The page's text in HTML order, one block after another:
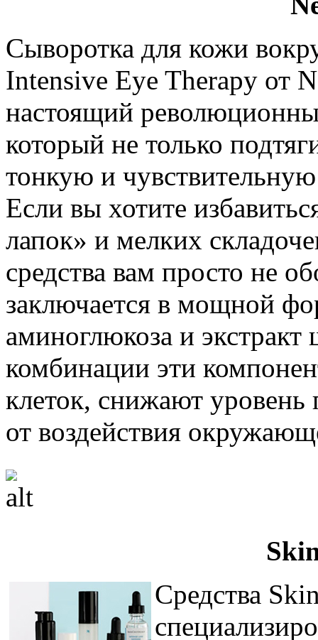
Сыворотка для кожи
Intensive Eye Therapy от
настоящий
который не только
тонкую и
Если вы хотите
лапок» и мелких
средства вам просто не
заключается в мощной
аминоглюкоза и экстракт
комбинации эти
клеток, снижают
от воздействия
Средства